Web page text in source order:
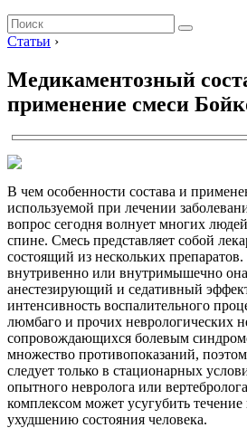
Статьи ›
Медикаментозный
применение смеси
В чем особенности состава и
используемой при лечении
вопрос сегодня волнует многих
спине. Смесь представляет собой
состоящий из нескольких
внутривенно или внутримышечно она
анестезирующий и седативный
интенсивность воспалительного
люмбаго и прочих неврологических
сопровождающихся болевым
множество противопоказаний,
следует только в стационарных
опытного невролога или
комплексом может усугубить
ухудшению состояния человека.